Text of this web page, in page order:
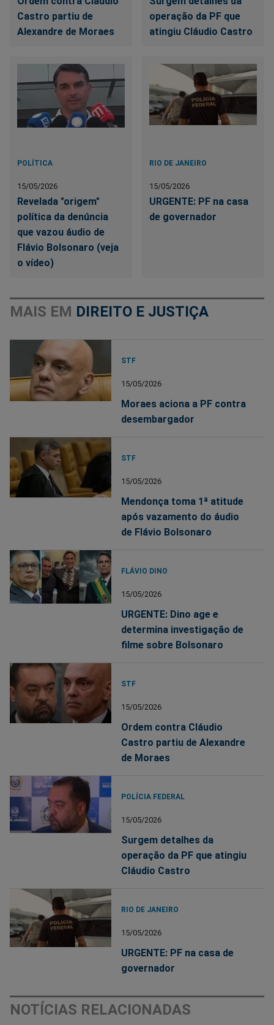
Castro partiu de
Alexandre de Moraes
operação da PF que
atingiu Cláudio Castro
POLÍTICA
15/05/2026
Revelada "origem"
política da denúncia
que vazou áudio de
Flávio Bolsonaro (veja
o vídeo)
RIO DE JANEIRO
15/05/2026
URGENTE: PF na casa
de governador
MAIS EM DIREITO E JUSTIÇA
STF
15/05/2026
Moraes aciona a PF contra
desembargador
STF
15/05/2026
Mendonça toma 1ª atitude
após vazamento do áudio
de Flávio Bolsonaro
FLÁVIO DINO
15/05/2026
URGENTE: Dino age e
determina investigação de
filme sobre Bolsonaro
STF
15/05/2026
Ordem contra Cláudio
Castro partiu de Alexandre
de Moraes
POLÍCIA FEDERAL
15/05/2026
Surgem detalhes da
operação da PF que atingiu
Cláudio Castro
RIO DE JANEIRO
15/05/2026
URGENTE: PF na casa de
governador
NOTÍCIAS RELACIONADAS